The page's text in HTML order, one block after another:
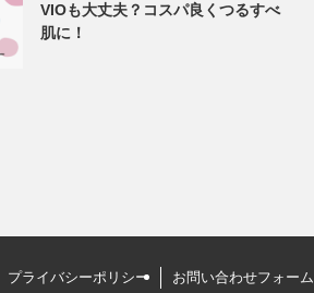
VIOも大丈夫？コスパ良くつるすべ
肌に！
プライバシーポリシー お問い合わせフォーム